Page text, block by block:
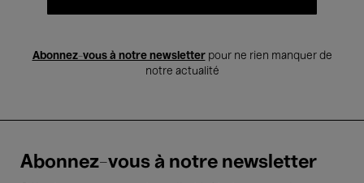
Abonnez-vous à notre newsletterpour ne rien manquer de
notre actualité
Abonnez-vous à notre newsletter